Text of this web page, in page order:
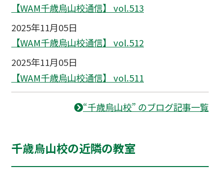
【WAM千歳烏山校通信】 vol.513
2025年11月05日
【WAM千歳烏山校通信】 vol.512
2025年11月05日
【WAM千歳烏山校通信】 vol.511
“千歳烏山校” のブログ記事一覧
千歳烏山校の近隣の教室